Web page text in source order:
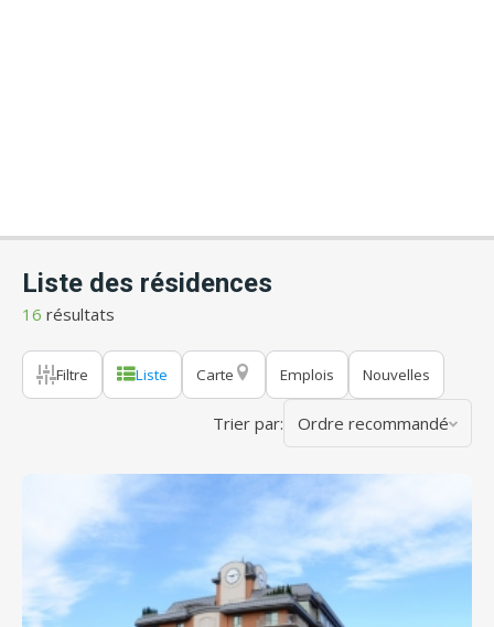
Liste des résidences
16 résultats
Filtre Liste Carte Emplois Nouvelles
Trier par: Ordre recommandé